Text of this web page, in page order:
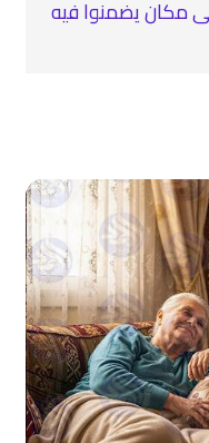
مكان يضمنوا فيه